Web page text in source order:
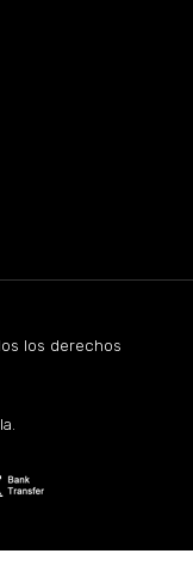
los derechos